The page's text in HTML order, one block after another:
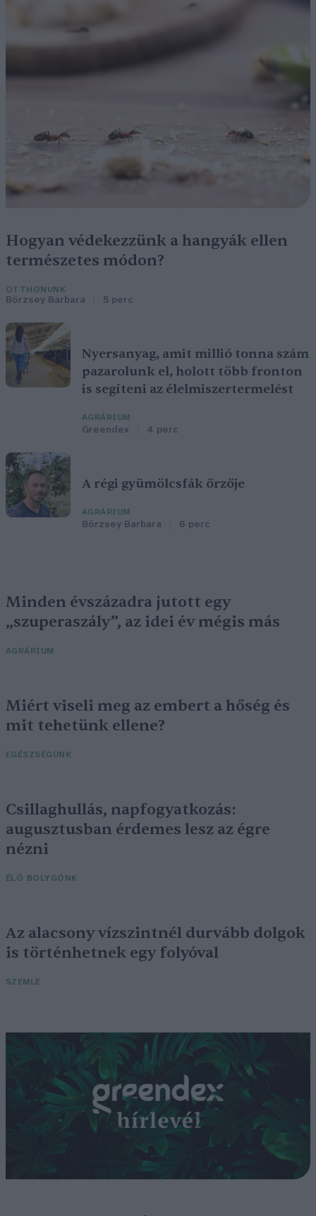
Hogyan védekezzünk a hangyák ellen
természetes módon?
OTTHONUNK
Börzsey Barbara 5 perc
Nyersanyag, amit millió tonna szám
pazarolunk el, holott több fronton
is segíteni az élelmiszertermelést
AGRÁRIUM
Greendex 4 perc
A régi gyümölcsfák őrzője
AGRÁRIUM
Börzsey Barbara 6 perc
Minden évszázadra jutott egy
„szuperaszály”, az idei év mégis más
AGRÁRIUM
Miért viseli meg az embert a hőség és
mit tehetünk ellene?
EGÉSZSÉGÜNK
Csillaghullás, napfogyatkozás:
augusztusban érdemes lesz az égre
nézni
ÉLŐ BOLYGÓNK
Az alacsony vízszintnél durvább dolgok
is történhetnek egy folyóval
SZEMLE